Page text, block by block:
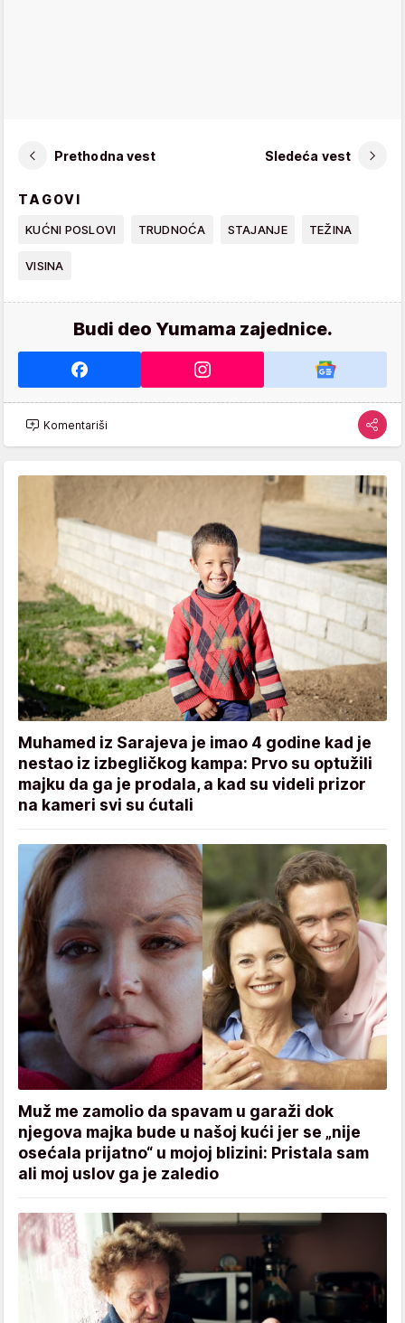
Prethodna vest Sledeća vest
TAGOVI
KUĆNI POSLOVI TRUDNOĆA STAJANJE TEŽINA
VISINA
Budi deo Yumama zajednice.
Komentariši
Muhamed iz Sarajeva je imao 4 godine kad je
nestao iz izbegličkog kampa: Prvo su optužili
majku da ga je prodala, a kad su videli prizor
na kameri svi su ćutali
Muž me zamolio da spavam u garaži dok
njegova majka bude u našoj kući jer se „nije
osećala prijatno“ u mojoj blizini: Pristala sam
ali moj uslov ga je zaledio